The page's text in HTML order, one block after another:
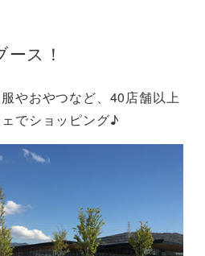
ス！
やおやつなど、40店舗以上
でショッピング♪